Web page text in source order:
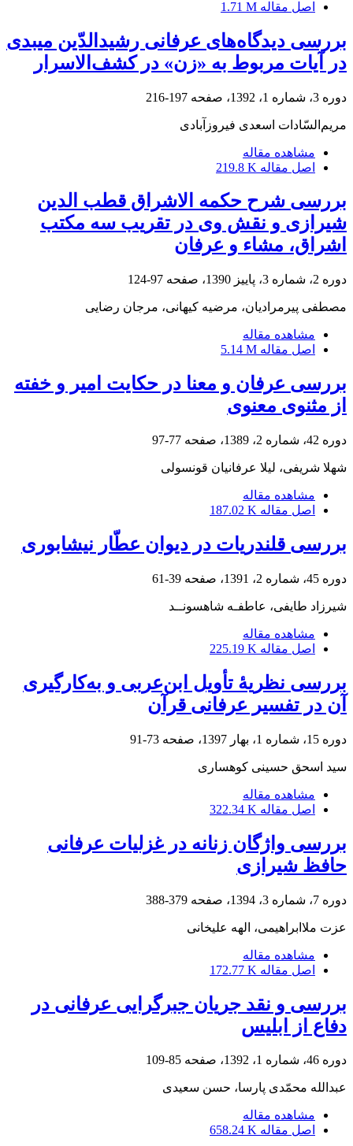
اصل مقاله 1.71 M
بررسی دیدگاه‌های عرفانی رشیدالدّین میبدی
در آیات مربوط به «زن» در کشف‌الاسرار
دوره 3، شماره 1، 1392، صفحه 197-216
مریم‌السّادات اسعدی فیروزآبادی
مشاهده مقاله
اصل مقاله 219.8 K
بررسی شرح حکمه الاشراق قطب الدین
شیرازی و نقش وی در تقریب سه مکتب
اشراق، مشاء و عرفان
دوره 2، شماره 3، پاییز 1390، صفحه 97-124
مصطفی پیرمرادیان، مرضیه کیهانی، مرجان رضایی
مشاهده مقاله
اصل مقاله 5.14 M
بررسی عرفان و معنا در حکایت امیر و خفته
از مثنوی معنوی
دوره 42، شماره 2، 1389، صفحه 77-97
شهلا شریفی، لیلا عرفانیان قونسولی
مشاهده مقاله
اصل مقاله 187.02 K
بررسی قلندریات در دیوان عطّار نیشابوری
دوره 45، شماره 2، 1391، صفحه 39-61
شیرزاد طایفی، عاطفـه شاهسونــد
مشاهده مقاله
اصل مقاله 225.19 K
بررسی نظریۀ تأویل ابن‌عربی و به‌کارگیری
آن در تفسیر عرفانی قرآن
دوره 15، شماره 1، بهار 1397، صفحه 73-91
سید اسحق حسینی کوهساری
مشاهده مقاله
اصل مقاله 322.34 K
بررسی واژگان زنانه در غزلیات عرفانی
حافظ شیرازی
دوره 7، شماره 3، 1394، صفحه 379-388
عزت ملاابراهیمی، الهه علیخانی
مشاهده مقاله
اصل مقاله 172.77 K
بررسی و نقد جریان جبرگرایی عرفانی در
دفاع از ابلیس
دوره 46، شماره 1، 1392، صفحه 85-109
عبدالله محمّدی پارسا، حسن سعیدی
مشاهده مقاله
اصل مقاله 658.24 K